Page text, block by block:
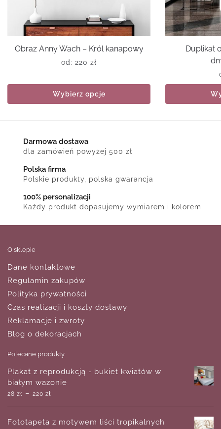
Obraz Anny Wach – Król kanapowy
od: 220 zł
Wybierz opcje
Duplikat
Darmowa dostawa
dla zamówień powyżej 500 zł
Polska firma
Polskie produkty, polska gwarancja
100% personalizacji
Każdy produkt dopasujemy wymiarem i kolorem
O sklepie
Dane kontaktowe
Regulamin zakupów
Polityka prywatności
Czas realizacji i koszty dostawy
Reklamacje i zwroty
Blog o dekoracjach
Polecane produkty
Plakat z reprodukcją - bukiet kwiatów w
białym wazonie
28 zł – 220 zł
Fototapeta z motywem liści tropikalnych